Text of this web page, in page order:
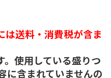
は送料・消費税が含ま
。使用している盛りつ
に含まれていませんの